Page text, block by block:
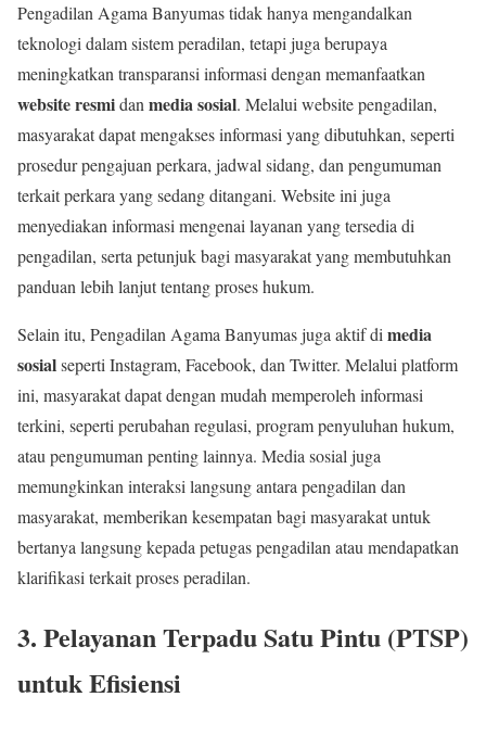
Pengadilan Agama Banyumas tidak hanya mengandalkan
teknologi dalam sistem peradilan, tetapi juga berupaya
meningkatkan transparansi informasi dengan memanfaatkan
website resmidanmedia sosial. Melalui website pengadilan,
masyarakat dapat mengakses informasi yang dibutuhkan, seperti
prosedur pengajuan perkara, jadwal sidang, dan pengumuman
terkait perkara yang sedang ditangani. Website ini juga
menyediakan informasi mengenai layanan yang tersedia di
pengadilan, serta petunjuk bagi masyarakat yang membutuhkan
panduan lebih lanjut tentang proses hukum.
Selain itu, Pengadilan Agama Banyumas juga aktif dimedia
sosialseperti Instagram, Facebook, dan Twitter. Melalui platform
ini, masyarakat dapat dengan mudah memperoleh informasi
terkini, seperti perubahan regulasi, program penyuluhan hukum,
atau pengumuman penting lainnya. Media sosial juga
memungkinkan interaksi langsung antara pengadilan dan
masyarakat, memberikan kesempatan bagi masyarakat untuk
bertanya langsung kepada petugas pengadilan atau mendapatkan
klarifikasi terkait proses peradilan.
3. Pelayanan Terpadu Satu Pintu (PTSP)
untuk Efisiensi